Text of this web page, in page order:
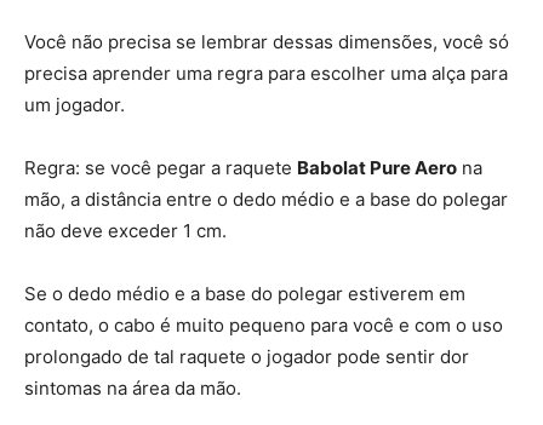
Você não precisa se lembrar dessas dimensões, você só
precisa aprender uma regra para escolher uma alça para
um jogador.
Regra: se você pegar a raquete Babolat Pure Aero na
mão, a distância entre o dedo médio e a base do polegar
não deve exceder 1 cm.
Se o dedo médio e a base do polegar estiverem em
contato, o cabo é muito pequeno para você e com o uso
prolongado de tal raquete o jogador pode sentir dor
sintomas na área da mão.